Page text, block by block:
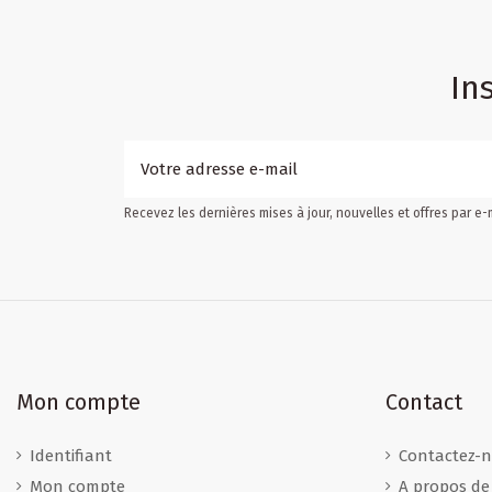
Recevez les dernières mises à jour, nouvelles et offres par
Mon compte
Identifiant
Mon compte
Contact
Contactez-
A propos